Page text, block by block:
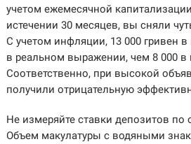
учетом ежемесячной
истечении 30 месяцев, вы сняли
С учетом инфляции, 13 000 гривен
в реальном выражении, чем 8 000 в
Соответственно, при высокой
получили отрицательную
Не измеряйте ставки депозитов
Объем макулатуры с водяными